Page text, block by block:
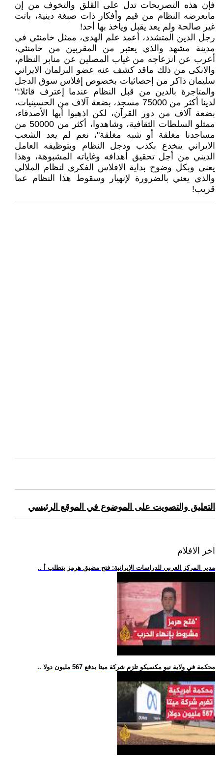
فإن هذه التصريحات تدل على القلق والتخوف من إن
مايعرضه النظام من قيم وأفکار ذات صبغة دينية، باتت
غير صالحة ولم يعد يقبل ويأخذ بها أحد!
رجل الدين المتشدد، أعمد علم الهدى، ممثل خامنئي في
مدينة مشهد والذي يعتبر من المقربين من خامنئي،
أعرب عن انزعاجه من غياب المصلين عن منابر النظام،
والانکى من ذلك ماقد کشف عنه عضو البرلمان الايراني
سليمان ذاکر من إحصائيات بخصوص إفلاس سوق الدجل
والمتاجرة بالدين من قبل النظام عندما إعترف قائلا:"
لدينا أكثر من 75000 مسجد، بضعة آلاف من الحسينيات،
بضعة آلاف من دور القرآن، لكن اذهبوا أيها الأصدقاء،
ممثلو السلطات الثقافية، وشاهدوا، أكثر من 50000 من
مساجدنا مغلقة أو شبه مغلقة"، نعم لم يعد الشعب
الايراني ينخدع بکذب ودجل النظام وبتوظيفه العامل
الديني من أجل تحقيق أهدافه وغاياته المشبوهة، وهذا
يعني وبکل وضوح بداية الافلاس الفکري لنظام الملالي
والذي يعني بالضرورة لإنهيار وسقوط هذا النظام عما
قريب!
التعليق والتصويت على الموضوع في الموقع الرئيسي
اخر الافلام
.. مدير المركز العربي للدراسات الإيرانية: فتح مضيق هرمز يتطلب أ
.. محكمة في ولاية نيو مكسيكو تلزم شركة ميتا بدفع 567 مليون دولا